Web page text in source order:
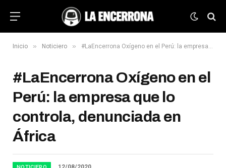
Inicio » Noticiero » #LaEncerrona Oxígeno en el Perú: la empresa que lo controla, denunciada en África
#LaEncerrona Oxígeno en el
Perú: la empresa que lo
controla, denunciada en
África